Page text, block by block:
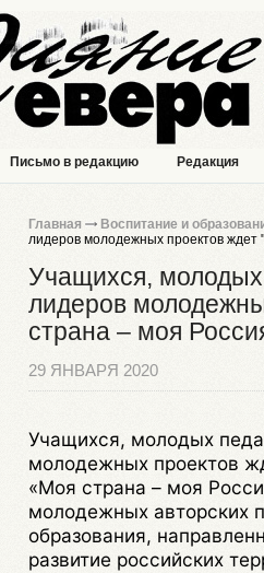
Письмо в редакцию Редакция
Главная
Воспитание и
лидеров молодежных проектов ждет
Учащихся, молодых
лидеров
страна – моя
29 ЯНВАРЯ 2020
Учащихся, молодых
молодежных проектов
«Моя страна – моя
молодежных авторских
образования,
развитие российских